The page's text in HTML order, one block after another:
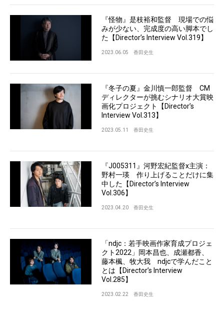
『怪物』是枝裕和監督 現場での悩
みが少ない、完成度の高い脚本でし
た【Director’s Interview Vol.319】
2023.06.05 香田史生
『冬子の夏』金川慎一郎監督 CM
ディレクターが挑むシナリオ大賞映
画化プロジェクト【Director’s
Interview Vol.313】
2023.05.11 香田史生
『J005311』河野宏紀監督x主演：
野村一瑛 作り上げることだけに集
中した【Director’s Interview
Vol.306】
2023.04.20 香田史生
「ndjc：若手映画作家育成プロジェ
クト2022」岡本昌也、成瀬都香、
藤本楓、牧大我 ndjcで学んだこと
とは【Director’s Interview
Vol.285】
2023.02.22 香田史生